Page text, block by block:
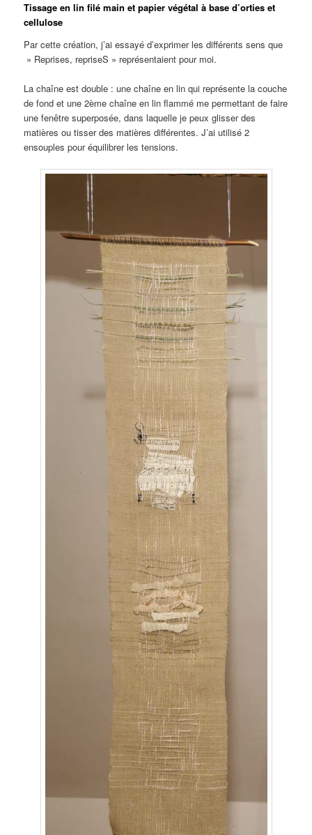
Tissage en lin filé main et papier végétal à base d’orties et
cellulose
Par cette création, j’ai essayé d’exprimer les différents sens que
» Reprises, repriseS » représentaient pour moi.
La chaîne est double : une chaîne en lin qui représente la couche
de fond et une 2ème chaîne en lin flammé me permettant de faire
une fenêtre superposée, dans laquelle je peux glisser des
matières ou tisser des matières différentes. J’ai utilisé 2
ensouples pour équilibrer les tensions.